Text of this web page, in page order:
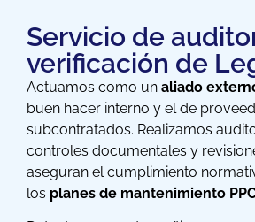
Servicio de
verificación de
Actuamos como un aliado
buen hacer interno y el de
subcontratados. Realizamos
controles documentales y
aseguran el cumplimiento
los planes de mantenimiento